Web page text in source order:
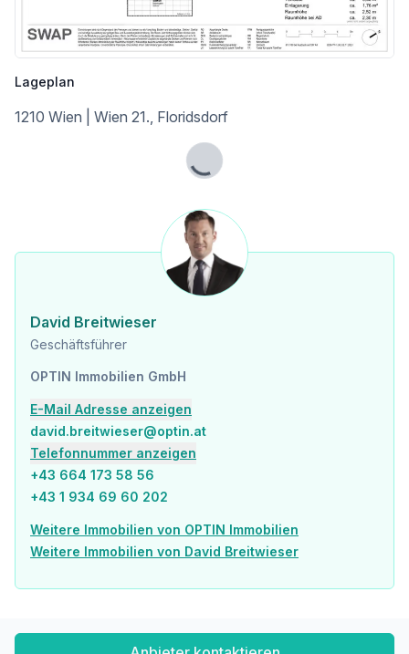
Lageplan
1210 Wien | Wien 21., Floridsdorf
Lade...
David Breitwieser
Geschäftsführer
OPTIN Immobilien GmbH
E-Mail Adresse anzeigen
david.breitwieser@optin.at
Telefonnummer anzeigen
+43 664 173 58 56
+43 1 934 69 60 202
Weitere Immobilien von OPTIN Immobilien
Weitere Immobilien von David Breitwieser